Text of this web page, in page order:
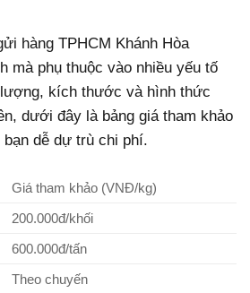
hàng TPHCM Khánh Hòa
mà phụ thuộc vào nhiều yếu tố
kích thước và hình thức
dưới đây là bảng giá tham khảo
bạn dễ dự trù chi phí.
Giá tham khảo (VNĐ/kg)
200.000đ/khối
600.000đ/tấn
Theo chuyến